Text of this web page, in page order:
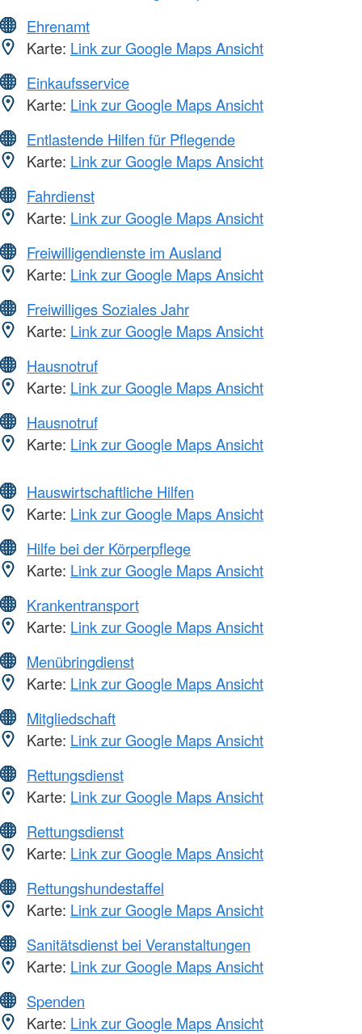
Ehrenamt
Karte: Link zur Google Maps Ansicht
Einkaufsservice
Karte: Link zur Google Maps Ansicht
Entlastende Hilfen für Pflegende
Karte: Link zur Google Maps Ansicht
Fahrdienst
Karte: Link zur Google Maps Ansicht
Freiwilligendienste im Ausland
Karte: Link zur Google Maps Ansicht
Freiwilliges Soziales Jahr
Karte: Link zur Google Maps Ansicht
Hausnotruf
Karte: Link zur Google Maps Ansicht
Hausnotruf
Karte: Link zur Google Maps Ansicht
Hauswirtschaftliche Hilfen
Karte: Link zur Google Maps Ansicht
Hilfe bei der Körperpflege
Karte: Link zur Google Maps Ansicht
Krankentransport
Karte: Link zur Google Maps Ansicht
Menübringdienst
Karte: Link zur Google Maps Ansicht
Mitgliedschaft
Karte: Link zur Google Maps Ansicht
Rettungsdienst
Karte: Link zur Google Maps Ansicht
Rettungsdienst
Karte: Link zur Google Maps Ansicht
Rettungshundestaffel
Karte: Link zur Google Maps Ansicht
Sanitätsdienst bei Veranstaltungen
Karte: Link zur Google Maps Ansicht
Spenden
Karte: Link zur Google Maps Ansicht